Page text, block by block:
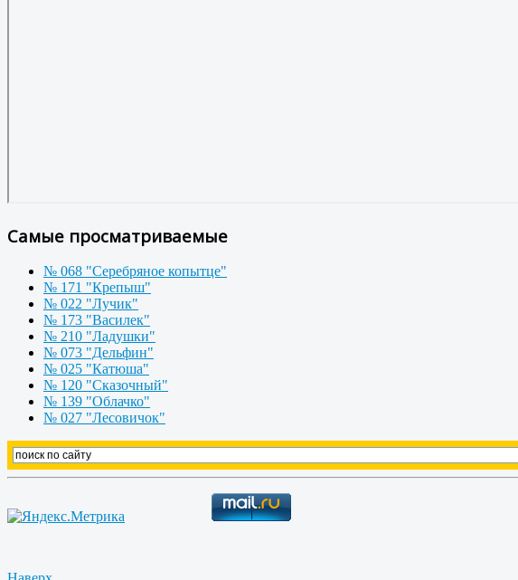
Самые просматриваемые
№ 068 "Серебряное копытце"
№ 171 "Крепыш"
№ 022 "Лучик"
№ 173 "Василек"
№ 210 "Ладушки"
№ 073 "Дельфин"
№ 025 "Катюша"
№ 120 "Сказочный"
№ 139 "Облачко"
№ 027 "Лесовичок"